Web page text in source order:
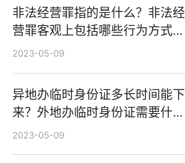
非法经营罪指的是什么？非法经
营罪客观上包括哪些行为方式？
非法经营的立案标准是什么？
2023-05-09
异地办临时身份证多长时间能下
来？外地办临时身份证需要什
么？
2023-05-09